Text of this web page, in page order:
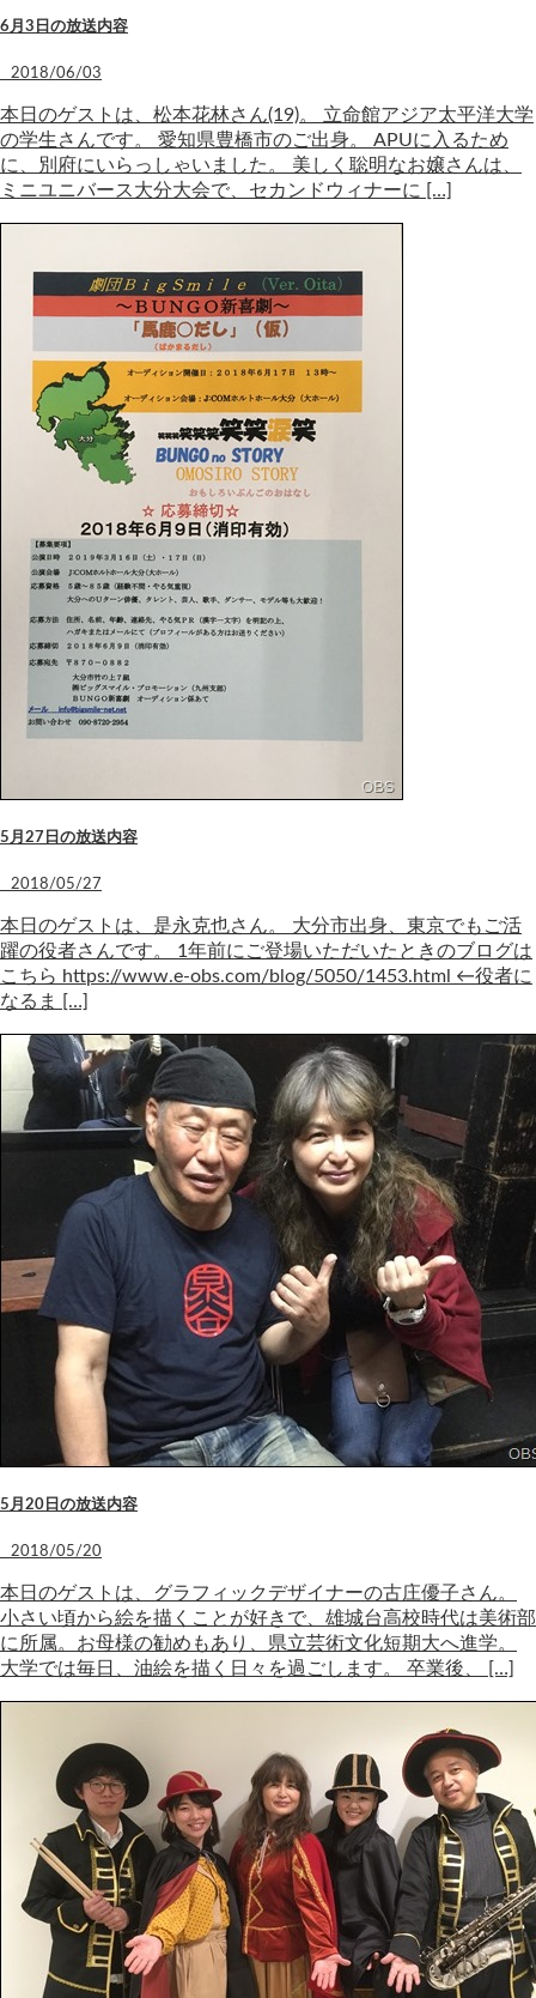
6月3日の放送内容
2018/06/03
本日のゲストは、松本花林さん(19)。 立命館アジア太平洋大学
の学生さんです。 愛知県豊橋市のご出身。 APUに入るため
に、別府にいらっしゃいました。 美しく聡明なお嬢さんは、
ミニユニバース大分大会で、セカンドウィナーに […]
5月27日の放送内容
2018/05/27
本日のゲストは、是永克也さん。 大分市出身、東京でもご活
躍の役者さんです。 1年前にご登場いただいたときのブログは
こちら https://www.e-obs.com/blog/5050/1453.html ←役者に
なるま […]
5月20日の放送内容
2018/05/20
本日のゲストは、グラフィックデザイナーの古庄優子さん。
小さい頃から絵を描くことが好きで、雄城台高校時代は美術部
に所属。お母様の勧めもあり、県立芸術文化短期大へ進学。
大学では毎日、油絵を描く日々を過ごします。 卒業後、 […]